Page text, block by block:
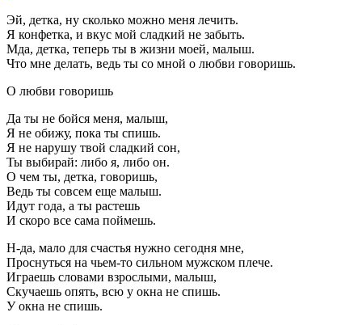
Эй, детка, ну сколько можно меня лечить.
Я конфетка, и вкус мой сладкий не забыть.
Мда, детка, теперь ты в жизни моей, малыш.
Что мне делать, ведь ты со мной о любви говоришь.
О любви говоришь
Да ты не бойся меня, малыш,
Я не обижу, пока ты спишь.
Я не нарушу твой сладкий сон,
Ты выбирай: либо я, либо он.
О чем ты, детка, говоришь,
Ведь ты совсем еще малыш.
Идут года, а ты растешь
И скоро все сама поймешь.
Н-да, мало для счастья нужно сегодня мне,
Проснуться на чьем-то сильном мужском плече.
Играешь словами взрослыми, малыш,
Скучаешь опять, всю у окна не спишь.
У окна не спишь.